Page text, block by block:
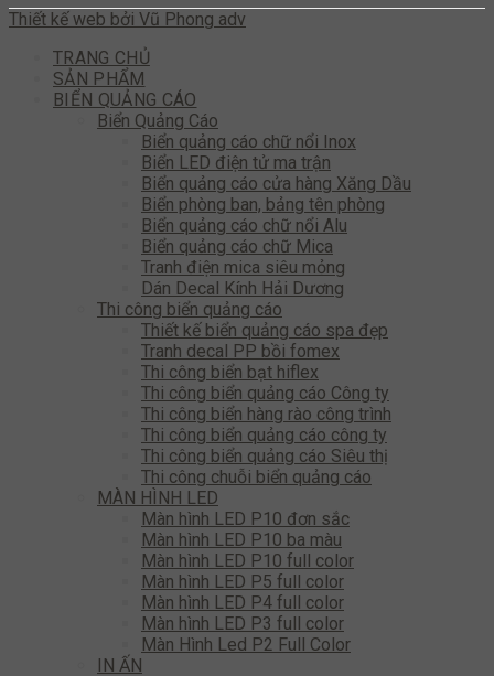
Thiết kế web bởi Vũ Phong adv
TRANG CHỦ
SẢN PHẨM
BIỂN QUẢNG CÁO
Biển Quảng Cáo
Biển quảng cáo chữ nổi Inox
Biển LED điện tử ma trận
Biển quảng cáo cửa hàng Xăng Dầu
Biển phòng ban, bảng tên phòng
Biển quảng cáo chữ nổi Alu
Biển quảng cáo chữ Mica
Tranh điện mica siêu mỏng
Dán Decal Kính Hải Dương
Thi công biển quảng cáo
Thiết kế biển quảng cáo spa đẹp
Tranh decal PP bồi fomex
Thi công biển bạt hiflex
Thi công biển quảng cáo Công ty
Thi công biển hàng rào công trình
Thi công biển quảng cáo công ty
Thi công biển quảng cáo Siêu thị
Thi công chuỗi biển quảng cáo
MÀN HÌNH LED
Màn hình LED P10 đơn sắc
Màn hình LED P10 ba màu
Màn hình LED P10 full color
Màn hình LED P5 full color
Màn hình LED P4 full color
Màn hình LED P3 full color
Màn Hình Led P2 Full Color
IN ẤN